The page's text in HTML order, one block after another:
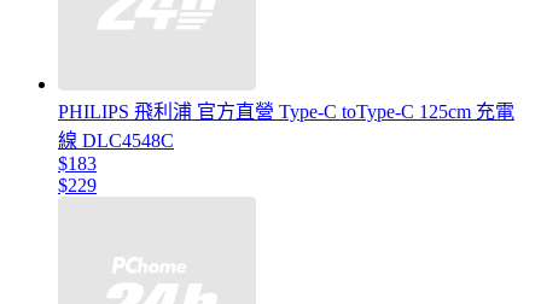
PHILIPS 飛利浦 官方直營 Type-C toType-C 125cm 充電
線 DLC4548C
$183
$229